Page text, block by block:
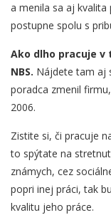
a menila sa aj kvalita
postupne spolu s
Ako dlho pracuje
NBS. Nájdete tam aj
poradca zmenil
2006.
Zistite si, či pracuje
to spýtate na
známych, cez
popri inej práci, tak
kvalitu jeho práce.